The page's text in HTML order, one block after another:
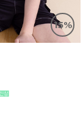
15%